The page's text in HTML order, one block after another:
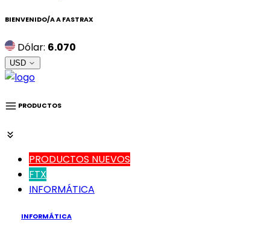
BIENVENIDO/A A FASTRAX
Dólar: 6.070
USD
PRODUCTOS
PRODUCTOS NUEVOS
FTX
INFORMÁTICA
INFORMÁTICA